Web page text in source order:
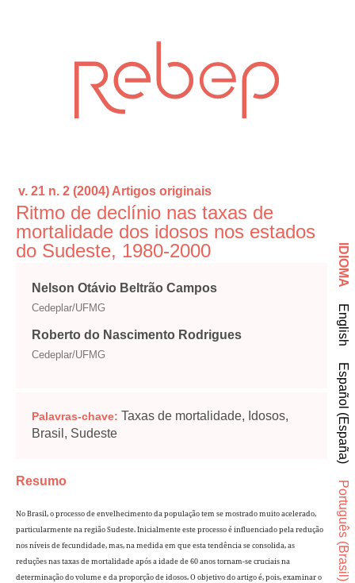
v. 21 n. 2 (2004) Artigos originais
Ritmo de declínio nas taxas de
mortalidade dos idosos nos estados
do Sudeste, 1980-2000
Nelson Otávio Beltrão Campos
Cedeplar/UFMG
Roberto do Nascimento Rodrigues
Cedeplar/UFMG
Palavras-chave: Taxas de mortalidade, Idosos,
Brasil, Sudeste
Resumo
No Brasil, o processo de envelhecimento da população tem se mostrado muito acelerado,
particularmente na região Sudeste. Inicialmente este processo é influenciado pela redução
nos níveis de fecundidade, mas, na medida em que esta tendência se consolida, as
reduções nas taxas de mortalidade após a idade de 60 anos tornam-se cruciais na
determinação do volume e da proporção de idosos. O objetivo do artigo é, pois, examinar o
IDIOMA
English
Español (España)
Português (Brasil)